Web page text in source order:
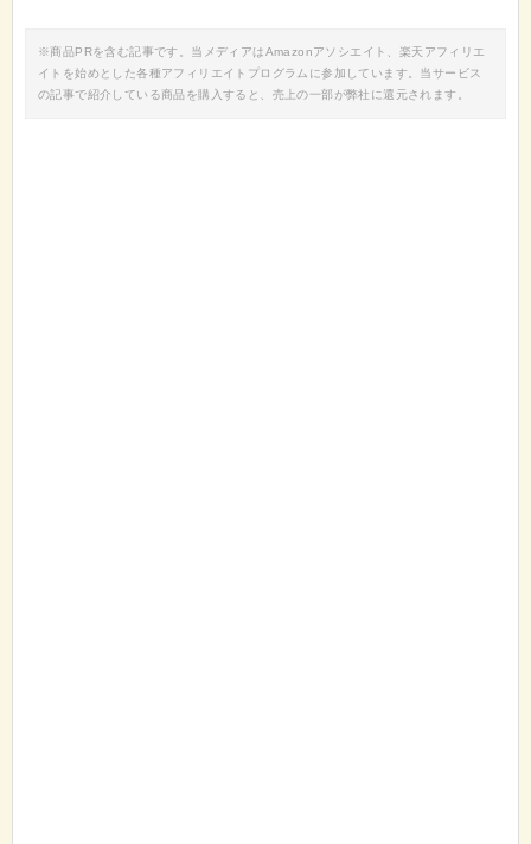
※商品PRを含む記事です。当メディアはAmazonアソシエイト、楽天アフィリエ
イトを始めとした各種アフィリエイトプログラムに参加しています。当サービス
の記事で紹介している商品を購入すると、売上の一部が弊社に還元されます。